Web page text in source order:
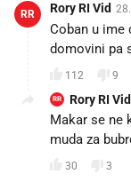
RR Rory RI Vid
Coban u ime
domovini pa
112 9
RR Rory RI Vid
Makar se ne
muda za
30 3